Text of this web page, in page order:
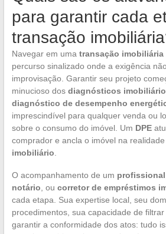
para garantir cada
transação
Navegar em uma transação imobiliária
percurso sinalizado onde a exigência
improvisação. Garantir seu projeto
minucioso dos diagnósticos
diagnóstico de desempenho
imprescindível para qualquer venda ou
sobre o consumo do imóvel. Um DPE
comprador e ancla o imóvel na realidade
imobiliário
O acompanhamento de um profissional
notário , ou corretor de empréstimos
cada etapa. Sua expertise local, seu
procedimentos, sua capacidade de
garantir a conformidade dos atos: tudo